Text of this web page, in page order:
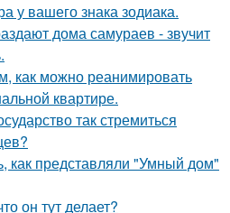
у вашего знака зодиака.
дома самураев - звучит
как можно реанимировать
квартире.
так стремиться
как представляли "Умный дом"
он тут делает?